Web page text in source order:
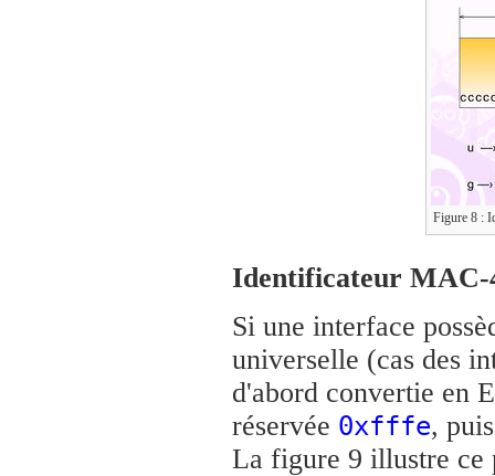
Figure 8 :
Identificateur MAC-
Si une interface
universelle (cas des
d'abord convertie en
réservée 0xfffe,
La figure 9 illustre ce